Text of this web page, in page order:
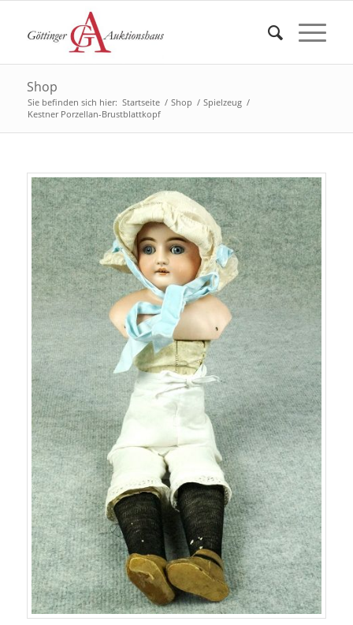
Shop
Sie befinden sich hier: Startseite / Shop / Spielzeug /
Kestner Porzellan-Brustblattkopf